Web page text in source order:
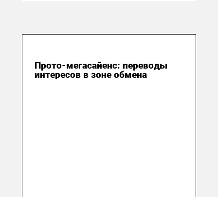
Прото-мегасайенс: переводы
интересов в зоне обмена